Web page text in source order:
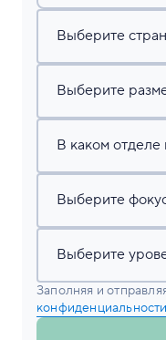
Заполняя и